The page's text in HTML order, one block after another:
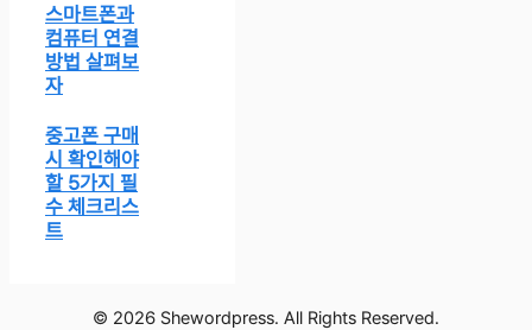
스마트폰과
컴퓨터 연결
방법 살펴보
자
중고폰 구매
시 확인해야
할 5가지 필
수 체크리스
트
© 2026 Shewordpress. All Rights Reserved.